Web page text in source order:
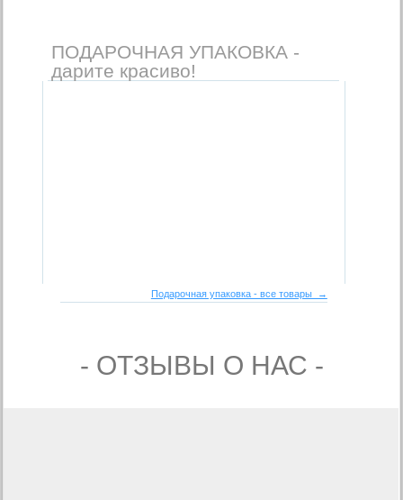
ПОДАРОЧНАЯ УПАКОВКА -
дарите красиво!
Подарочная упаковка - все товары →
- ОТЗЫВЫ О НАС -